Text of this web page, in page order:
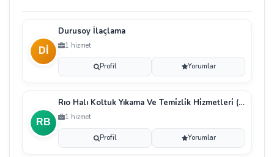
Durusoy İlaçlama
1 hizmet
Profil Yorumlar
Rıo Halı Koltuk Yıkama Ve Temi̇zli̇k Hi̇zmetleri̇ (Kaan Bakaçhan)
1 hizmet
Profil Yorumlar